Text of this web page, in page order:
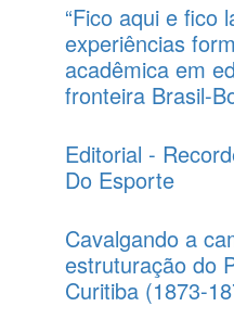
“Fico aqui e fico
experiências
acadêmica em
fronteira Brasil-
Editorial -
Do Esporte
Cavalgando a
estruturação do
Curitiba (1873-